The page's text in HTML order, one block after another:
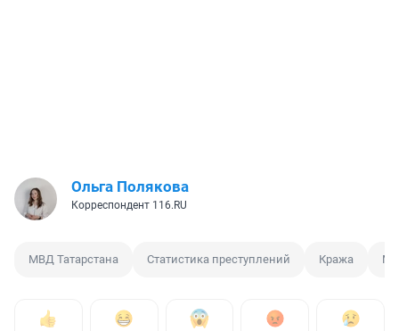
Ольга Полякова
Корреспондент 116.RU
МВД Татарстана Статистика преступлений Кража